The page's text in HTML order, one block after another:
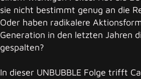
sie nicht bestimmt genug an die
Oder haben radikalere
Generation in den letzten Jahren
gespalten?
In dieser UNBUBBLE Folge trifft